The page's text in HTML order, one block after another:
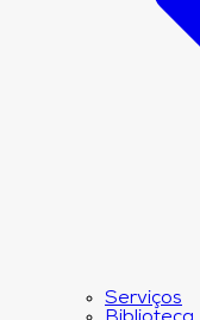
Serviços